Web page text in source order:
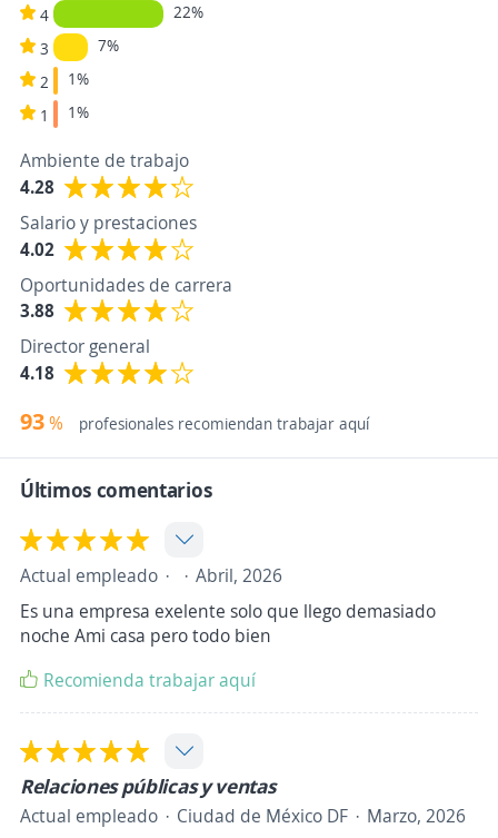
4
22%
3
7%
2
1%
1
1%
Ambiente de trabajo
4.28
Salario y prestaciones
4.02
Oportunidades de carrera
3.88
Director general
4.18
93% profesionales recomiendan trabajar aquí
Últimos comentarios
Actual empleado
Abril, 2026
Es una empresa exelente solo que llego demasiado
noche Ami casa pero todo bien
Recomienda trabajar aquí
Relaciones públicas y ventas
Actual empleado Ciudad de México DF Marzo, 2026